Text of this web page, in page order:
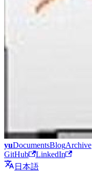
yuDocumentsBlogArchive
GitHub
LinkedIn
日本語